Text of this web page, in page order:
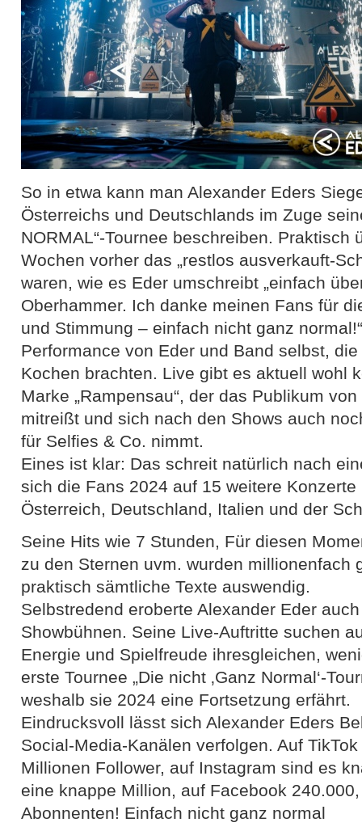
So in etwa kann man Alexander Eders
Österreichs und Deutschlands im Zuge
NORMAL“-Tournee beschreiben. Praktisch
Wochen vorher das „restlos ausverkauft-
waren, wie es Eder umschreibt „einfach
Oberhammer. Ich danke meinen Fans für
und Stimmung – einfach nicht ganz
Performance von Eder und Band selbst,
Kochen brachten. Live gibt es aktuell wohl
Marke „Rampensau“, der das Publikum
mitreißt und sich nach den Shows auch
für Selfies & Co. nimmt.
Eines ist klar: Das schreit natürlich nach
sich die Fans 2024 auf 15 weitere
Österreich, Deutschland, Italien und der
Seine Hits wie 7 Stunden, Für diesen
zu den Sternen uvm. wurden millionenfach
praktisch sämtliche Texte auswendig.
Selbstredend eroberte Alexander Eder
Showbühnen. Seine Live-Auftritte suchen
Energie und Spielfreude ihresgleichen,
erste Tournee „Die nicht ‚Ganz Normal‘-
weshalb sie 2024 eine Fortsetzung erfährt.
Eindrucksvoll lässt sich Alexander Eders
Social-Media-Kanälen verfolgen. Auf
Millionen Follower, auf Instagram sind es
eine knappe Million, auf Facebook
Abonnenten! Einfach nicht ganz normal